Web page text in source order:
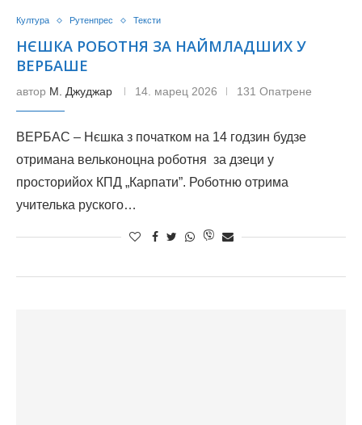
Култура Рутенпрес Тексти
НЄШКА РОБОТНЯ ЗА НАЙМЛАДШИХ У
ВЕРБАШЕ
автор М. Джуджар 14. марец 2026 131 Опатрене
ВЕРБАС – Нєшка з початком на 14 годзин будзе
отримана вельконоцна роботня за дзеци у
просторийох КПД „Карпати”. Роботню отрима
учителька руского…